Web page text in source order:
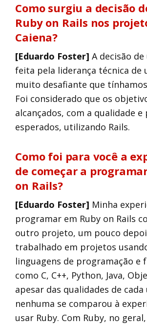
Como surgiu a decisão
Ruby on Rails nos
Caiena?
[Eduardo Foster] A decisão
feita pela liderança técnica de
muito desafiante que
Foi considerado que os
alcançados, com a qualidade e
esperados, utilizando Rails.
Como foi para você a
de começar a
on Rails?
[Eduardo Foster] Minha
programar em Ruby on Rails
outro projeto, um pouco
trabalhado em projetos
linguagens de programação e
como C, C++, Python, Java,
apesar das qualidades de cada
nenhuma se comparou à
usar Ruby. Com Ruby, no